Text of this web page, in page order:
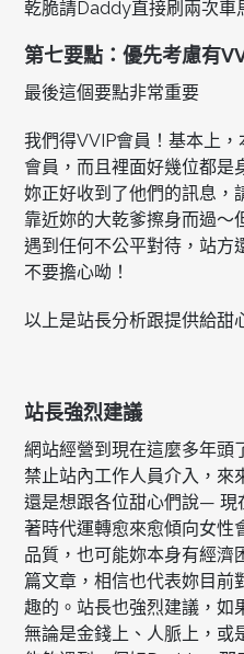
乾脆請Daddy直接刷兩次車
第七要點：優先考慮有
最後這個要點非常重要
我們得VVIP會員！基本上
會員，而且裡面好幾位都是
妳正好收到了他們的訊息，
靠近妳的大乾爹擦身而過～
遇到任何不公平對待，站方
不要擔心呦！
以上是站長分析跟提供給甜
站長強烈建議
網站經營到現在這麼多年頭
禁止站內工作人員介入，來
還是想跟各位甜心們說— 現
著時代運轉愈來愈傾向女性
品質，也可能妳本身有經濟
篇文章，相信也代表妳目前
趣的。站長也強烈建議，如
無論是金錢上、人脈上，或